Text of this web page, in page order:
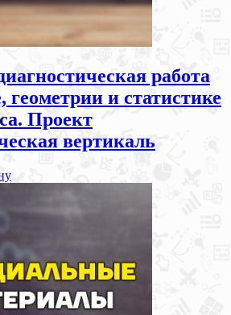
работа
геометрии и статистике
Проект
вертикаль